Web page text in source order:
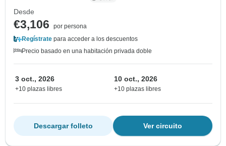
Desde
€3,106
por persona
Regístrate para acceder a los descuentos
Precio basado en una habitación privada doble
3 oct., 2026
+10 plazas libres
10 oct., 2026
+10 plazas libres
Ver circuito
Descargar folleto